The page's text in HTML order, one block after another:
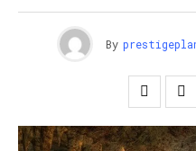
By